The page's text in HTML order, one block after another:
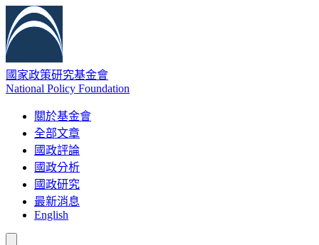
國家政策研究基金會
National Policy Foundation
關於基金會
全部文章
國政評論
國政分析
國政研究
最新消息
English